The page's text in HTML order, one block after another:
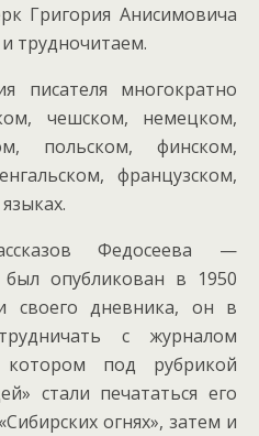
Григория Анисимовича
трудночитаем.
писателя многократно
чешском, немецком,
польском, финском,
французском,
Федосеева —
опубликован в 1950
своего дневника, он в
с журналом
под рубрикой
стали печататься его
огнях», затем и